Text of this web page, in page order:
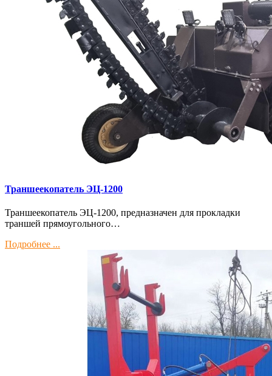
Траншеекопатель ЭЦ-1200
Траншеекопатель ЭЦ-1200, предназначен для прокладки
траншей прямоугольного…
Подробнее ...